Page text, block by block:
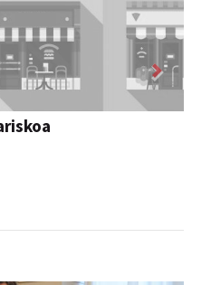
Industria hornidurak
Next